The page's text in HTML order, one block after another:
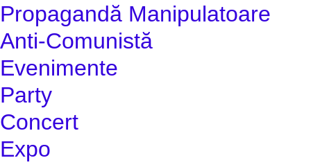
Propagandă Manipulatoare
Anti-Comunistă
Evenimente
Party
Concert
Expo